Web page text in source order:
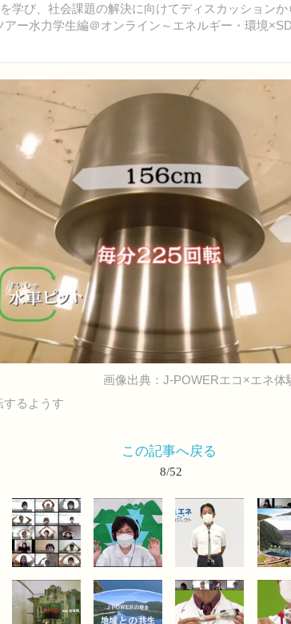
学び、社会課題の解決に向けてディスカッション
ー水力学生編＠オンライン～エネルギー・環境
画像出典：J-POWERエコ×エネ体
するようす
この記事へ戻る
8/52